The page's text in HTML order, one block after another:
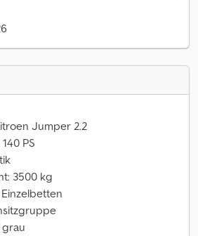
Jumper 2.2
PS
3500 kg